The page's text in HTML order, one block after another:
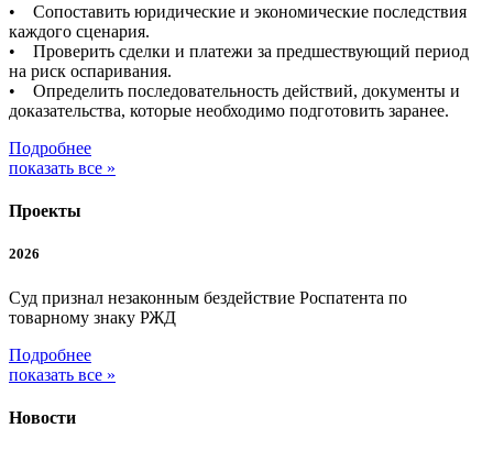
• Сопоставить юридические и экономические последствия
каждого сценария.
• Проверить сделки и платежи за предшествующий период
на риск оспаривания.
• Определить последовательность действий, документы и
доказательства, которые необходимо подготовить заранее.
Подробнее
показать все »
Проекты
2026
Суд признал незаконным бездействие Роспатента по
товарному знаку РЖД
Подробнее
показать все »
Новости